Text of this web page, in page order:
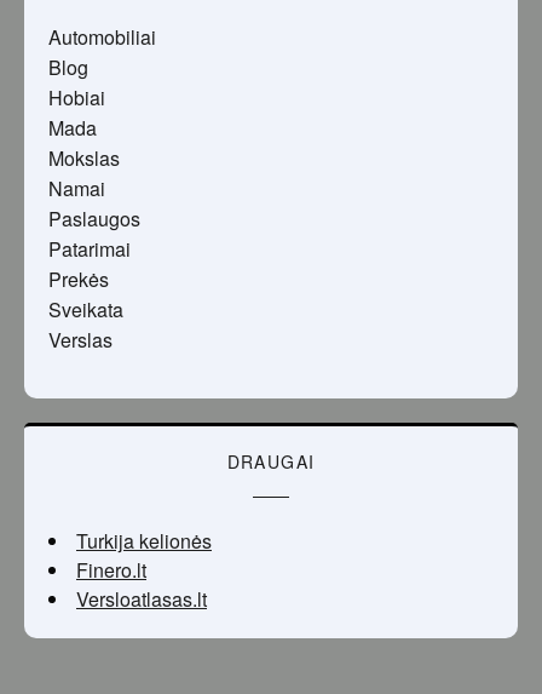
Automobiliai
Blog
Hobiai
Mada
Mokslas
Namai
Paslaugos
Patarimai
Prekės
Sveikata
Verslas
DRAUGAI
Turkija kelionės
Finero.lt
Versloatlasas.lt